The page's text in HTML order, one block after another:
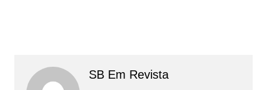
SB Em Revista